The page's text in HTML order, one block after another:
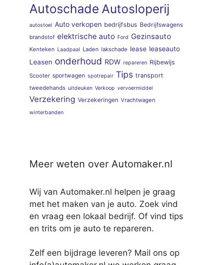
Autoschade Autosloperij
autostoel Auto verkopen bedrijfsbus Bedrijfswagens
brandstof elektrische auto Ford Gezinsauto
Kenteken Laadpaal Laden lakschade lease leaseauto
Leasen onderhoud RDW repareren Rijbewijs
Scooter sportwagen spotrepair Tips transport
tweedehands uitdeuken Verkoop vervoermiddel
Verzekering Verzekeringen Vrachtwagen
winterbanden
Meer weten over Automaker.nl
Wij van Automaker.nl helpen je graag
met het maken van je auto. Zoek vind
en vraag een lokaal bedrijf. Of vind tips
en trits om je auto te repareren.
Zelf een bijdrage leveren? Mail ons op